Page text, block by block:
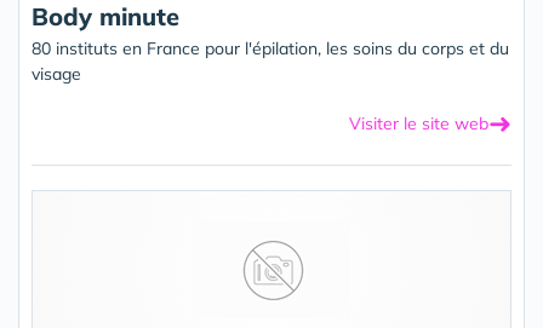
Body minute
80 instituts en France pour l'épilation, les soins du corps et du
visage
Visiter le site web➜